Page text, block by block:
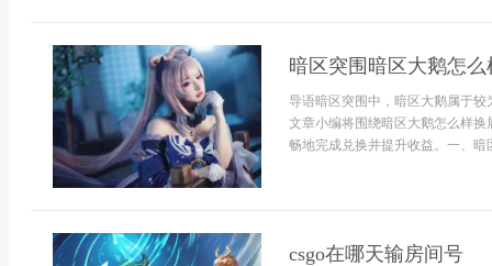
暗区突围暗区大鹅怎么
导语暗区突围中，暗区大鹅属于
文章小编将围绕暗区大鹅怎么样
畅地完成兑换并提升收益。一、暗
csgo在哪天输房间号